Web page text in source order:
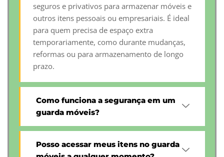
seguros e privativos para armazenar móveis e
outros itens pessoais ou empresariais. É ideal
para quem precisa de espaço extra
temporariamente, como durante mudanças,
reformas ou para armazenamento de longo
prazo.
Como funciona a segurança em um
guarda móveis?
Posso acessar meus itens no guarda